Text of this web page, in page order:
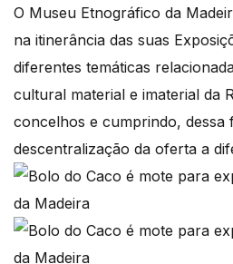
O Museu Etnográfico da
na itinerância das suas
diferentes temáticas
cultural material e imaterial da
concelhos e cumprindo, dessa
descentralização da oferta a